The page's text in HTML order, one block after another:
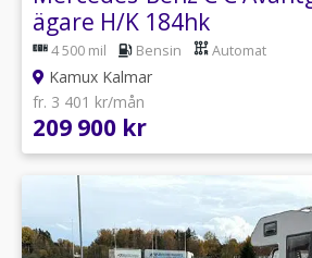
ägare H/K 184hk
4 500 mil Bensin Automat
Kamux Kalmar
fr. 3 401 kr/mån
209 900 kr